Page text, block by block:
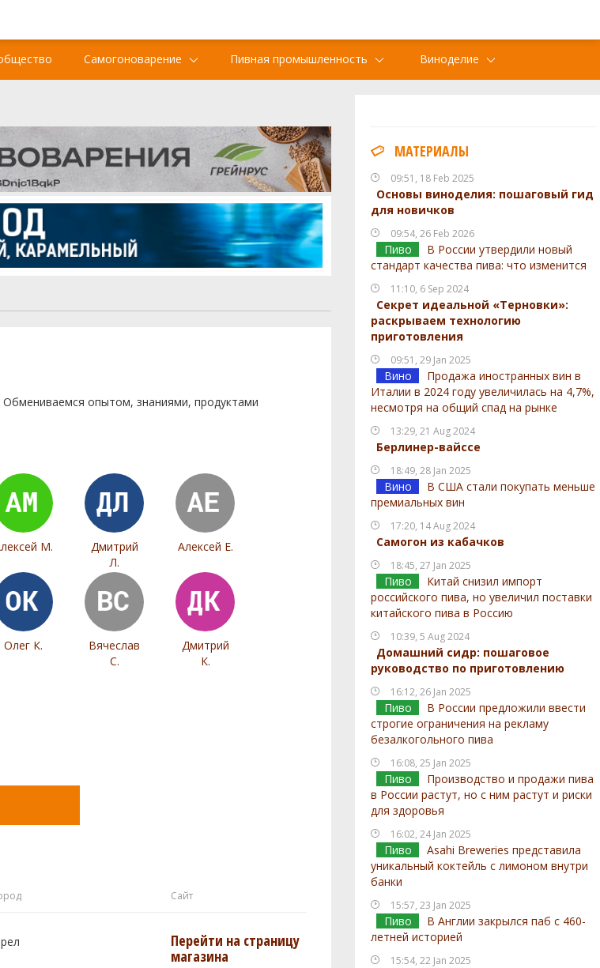
Самогоноварение Пивная промышленность Виноделие
МАТЕРИАЛЫ
09:51, 18 Feb 2025
Основы виноделия: пошаговый гид
для новичков
09:54, 26 Feb 2026
Пиво
В России утвердили новый
стандарт качества пива: что изменится
11:10, 6 Sep 2024
Секрет идеальной «Терновки»:
раскрываем технологию
приготовления
09:51, 29 Jan 2025
Вино
Продажа иностранных вин в
Италии в 2024 году увеличилась на 4,7%,
несмотря на общий спад на рынке
13:29, 21 Aug 2024
Берлинер-вайссе
18:49, 28 Jan 2025
Вино
В США стали покупать меньше
премиальных вин
17:20, 14 Aug 2024
Самогон из кабачков
18:45, 27 Jan 2025
Пиво
Китай снизил импорт
российского пива, но увеличил поставки
китайского пива в Россию
10:39, 5 Aug 2024
Домашний сидр: пошаговое
руководство по приготовлению
16:12, 26 Jan 2025
Пиво
В России предложили ввести
строгие ограничения на рекламу
безалкогольного пива
16:08, 25 Jan 2025
Пиво
Производство и продажи пива
в России растут, но с ним растут и риски
для здоровья
16:02, 24 Jan 2025
Пиво
Asahi Breweries представила
уникальный коктейль с лимоном внутри
банки
15:57, 23 Jan 2025
Пиво
В Англии закрылся паб с 460-
летней историей
15:54, 22 Jan 2025
опытом, знаниями, продуктами
М.
Дмитрий
Л.
Алексей Е.
Олег К.
Вячеслав
С.
Дмитрий
К.
Сайт
Перейти на страницу
магазина